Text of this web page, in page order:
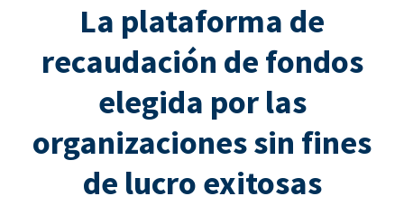
La plataforma de
recaudación de fondos
elegida por las
organizaciones sin fines
de lucro exitosas